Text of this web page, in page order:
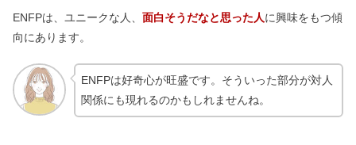
ENFPは、ユニークな人、 面白そうだなと思った人に興味をもつ傾
向にあります。
ENFPは好奇心が旺盛です。そういった部分が対人
関係にも現れるのかもしれませんね。